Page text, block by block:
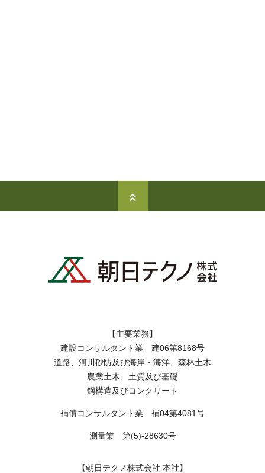
【主要業務】
建設コンサルタント業 建06第8168号
道路、河川砂防及び海岸・海洋、森林土木
農業土木、土質及び基礎
鋼構造及びコンクリート
補償コンサルタント業 補04第4081号
測量業 第(5)-28630号
【朝日テクノ株式会社 本社】